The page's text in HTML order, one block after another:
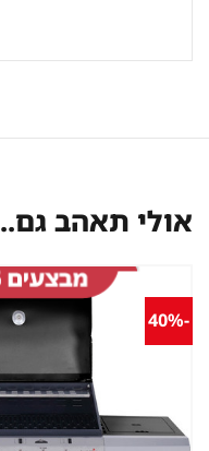
אולי תאהב גם..
-40%